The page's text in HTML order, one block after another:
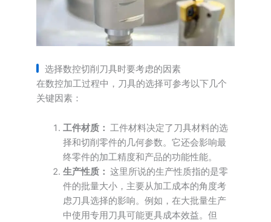
选择数控切削刀具时要考虑的因素
在数控加工过程中，刀具的选择可参考以下几个
关键因素：
工件材质： 工件材料决定了刀具材料的选
择和切削零件的几何参数。它还会影响最
终零件的加工精度和产品的功能性能。
生产性质： 这里所说的生产性质指的是零
件的批量大小，主要从加工成本的角度考
虑刀具选择的影响。例如，在大批量生产
中使用专用刀具可能更具成本效益。但